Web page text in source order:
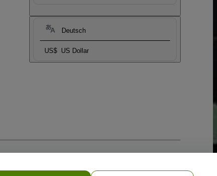
Deutsch
US$ US Dollar
undDatenschutzrichtlinie für Mobilanwendungen